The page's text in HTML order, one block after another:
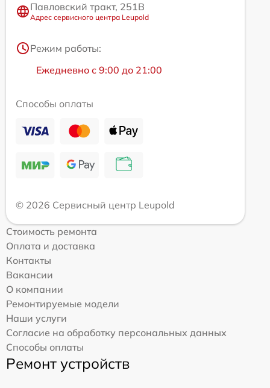
Павловский тракт, 251В
Адрес сервисного центра Leupold
Режим работы:
Ежедневно с 9:00 до 21:00
Способы оплаты
© 2026 Сервисный центр Leupold
Стоимость ремонта
Оплата и доставка
Контакты
Вакансии
О компании
Ремонтируемые модели
Наши услуги
Согласие на обработку персональных данных
Способы оплаты
Ремонт устройств